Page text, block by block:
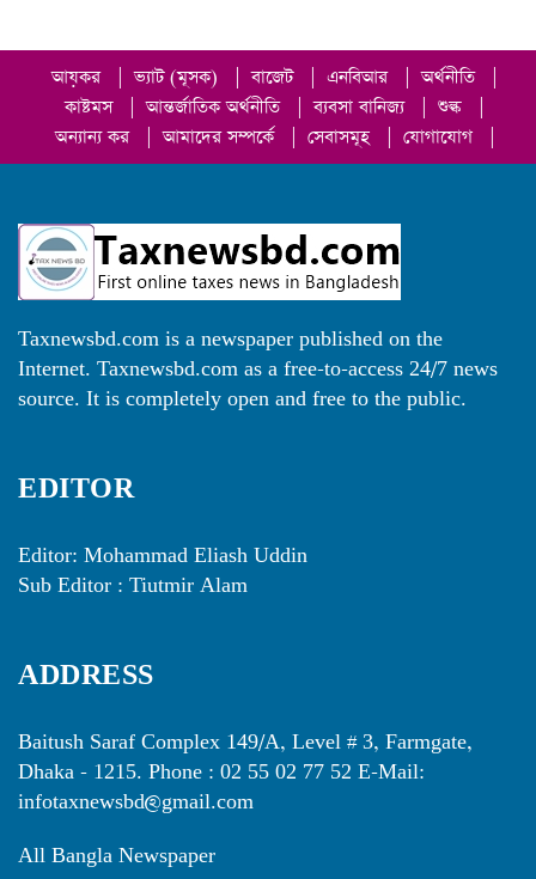
আয়কর ভ্যাট (মূসক) বাজেট এনবিআর অর্থনীতি
কাষ্টমস
আন্তর্জাতিক অর্থনীতি ব্যবসা বানিজ্য শুল্ক
অন্যান্য কর
আমাদের সম্পর্কে সেবাসমূহ যোগাযোগ
Taxnewsbd.com is a newspaper published on the
Internet. Taxnewsbd.com as a free-to-access 24/7 news
source. It is completely open and free to the public.
EDITOR
Editor: Mohammad Eliash Uddin
Sub Editor : Tiutmir Alam
ADDRESS
Baitush Saraf Complex 149/A, Level # 3, Farmgate,
Dhaka - 1215. Phone : 02 55 02 77 52 E-Mail:
infotaxnewsbd@gmail.com
All Bangla Newspaper